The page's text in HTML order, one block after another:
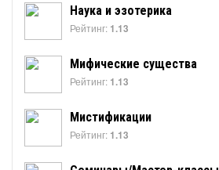
Наука и эзотерика
Рейтинг: 1.13
Мифические существа
Рейтинг: 1.13
Мистификации
Рейтинг: 1.13